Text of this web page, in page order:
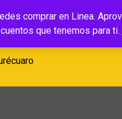
comprar en Linea.
que tenemos para ti.